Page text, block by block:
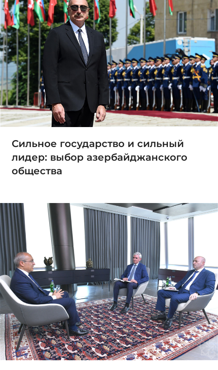
Сильное государство и сильный
лидер: выбор азербайджанского
общества